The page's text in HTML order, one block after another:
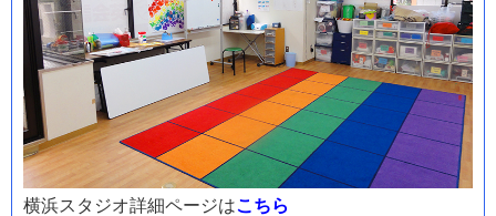
横浜スタジオ詳細ページはこちら